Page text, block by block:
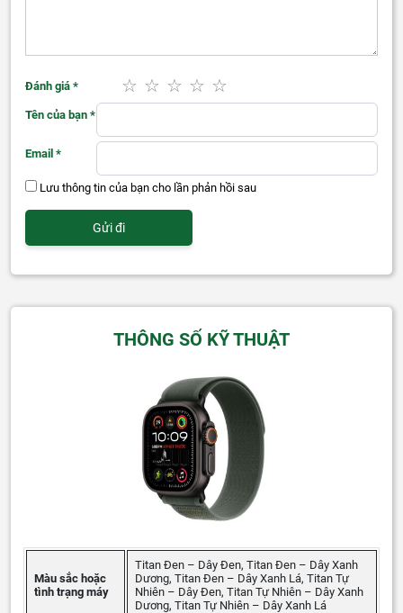
Đánh giá *
Tên của bạn *
Email *
Lưu thông tin của bạn cho lần phản hồi sau
THÔNG SỐ KỸ THUẬT
Màu sắc hoặc
tình trạng máy
Titan Đen – Dây Đen, Titan Đen – Dây Xanh
Dương, Titan Đen – Dây Xanh Lá, Titan Tự
Nhiên – Dây Đen, Titan Tự Nhiên – Dây Xanh
Dương, Titan Tự Nhiên – Dây Xanh Lá